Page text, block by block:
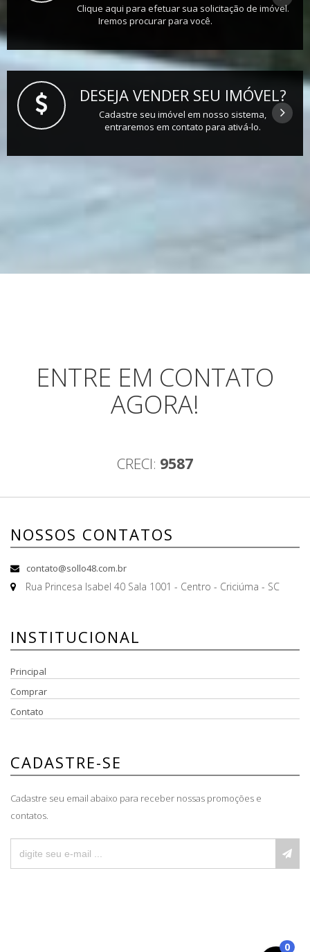
Clique aqui para efetuar sua solicitação de imóvel.
Iremos procurar para você.
DESEJA VENDER SEU IMÓVEL?
Cadastre seu imóvel em nosso sistema,
entraremos em contato para ativá-lo.
ENTRE EM CONTATO
AGORA!
CRECI: 9587
NOSSOS CONTATOS
contato@sollo48.com.br
Rua Princesa Isabel 40 Sala 1001 - Centro - Criciúma - SC
INSTITUCIONAL
Principal
Comprar
Contato
CADASTRE-SE
Cadastre seu email abaixo para receber nossas promoções e
contatos.
0